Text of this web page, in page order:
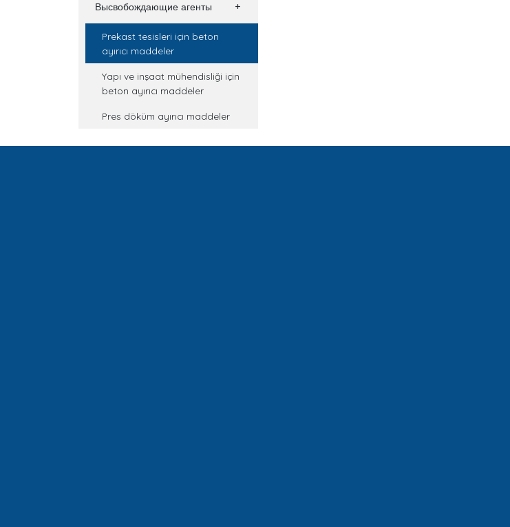
Высвобождающие агенты
Prekast tesisleri için beton
ayırıcı maddeler
Yapı ve inşaat mühendisliği için
beton ayırıcı maddeler
Pres döküm ayırıcı maddeler